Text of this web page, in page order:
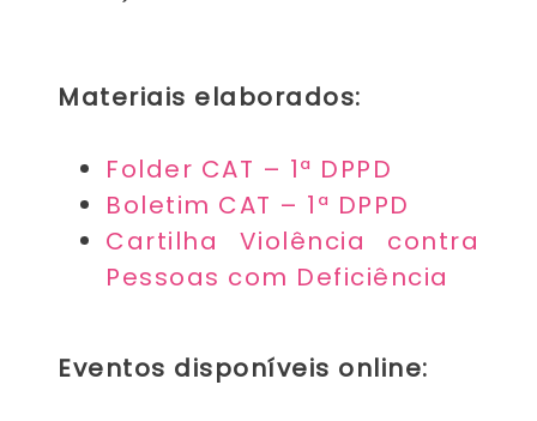
Materiais elaborados:
Folder CAT – 1ª DPPD
Boletim CAT – 1ª DPPD
Cartilha Violência contra
Pessoas com Deficiência
Eventos disponíveis online: